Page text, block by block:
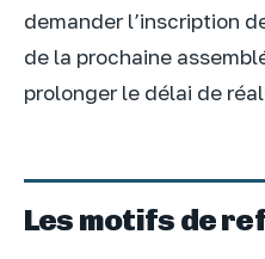
demander l’inscription
de la prochaine
prolonger le délai de
Les motifs de